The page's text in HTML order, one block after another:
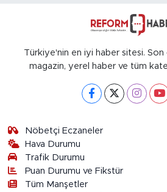
Türkiye'nin en iyi haber sitesi. Son
magazin, yerel haber ve tüm
Nöbetçi Eczaneler
Hava Durumu
Trafik Durumu
Puan Durumu ve Fikstür
Tüm Manşetler